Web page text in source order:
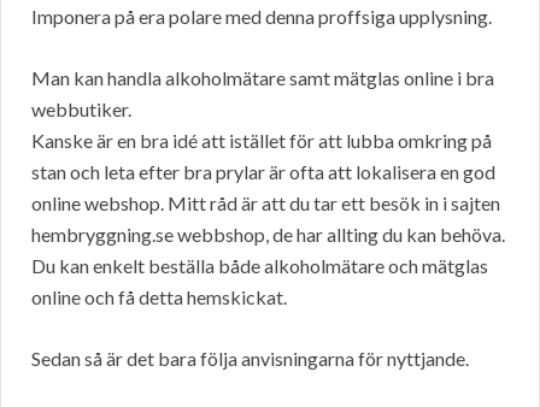
Imponera på era polare med denna proffsiga upplysning.
Man kan handla alkoholmätare samt mätglas online i bra
webbutiker.
Kanske är en bra idé att istället för att lubba omkring på
stan och leta efter bra prylar är ofta att lokalisera en god
online webshop. Mitt råd är att du tar ett besök in i sajten
hembryggning.se webbshop, de har allting du kan behöva.
Du kan enkelt beställa både alkoholmätare och mätglas
online och få detta hemskickat.
Sedan så är det bara följa anvisningarna för nyttjande.